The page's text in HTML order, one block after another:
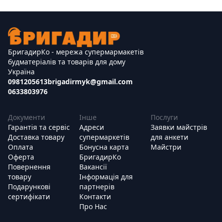
БригадирКо - мережа супермармакетів
будматеріалів та товарів для дому
Україна
0981205613
0633803976
brigadirmyk@gmail.com
Документи
Гарантія та сервіс
Доставка товару
Оплата
Оферта
Повернення
товару
Подарункові
сертифікати
Інше
Адреси
супермаркетів
Бонусна карта
БригадирКо
Вакансії
Інформація для
партнерів
Контакти
Про Нас
Послуги
Заявки майстрів
для анкети
Майстри